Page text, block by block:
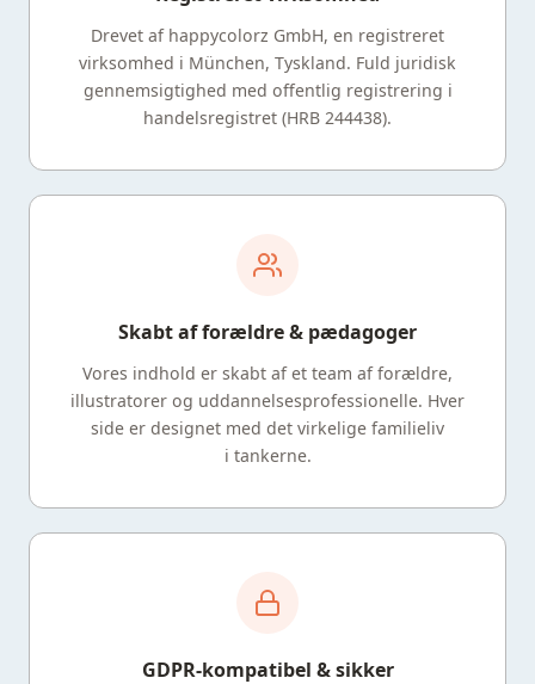
Drevet af happycolorz GmbH, en registreret
virksomhed i München, Tyskland. Fuld juridisk
gennemsigtighed med offentlig registrering i
handelsregistret (HRB 244438).
Skabt af forældre & pædagoger
Vores indhold er skabt af et team af forældre,
illustratorer og uddannelsesprofessionelle. Hver
side er designet med det virkelige familieliv
i tankerne.
GDPR-kompatibel & sikker